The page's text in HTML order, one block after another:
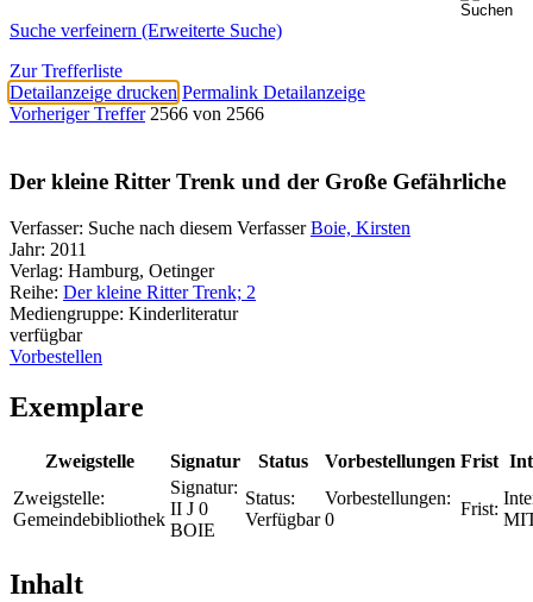
Suche verfeinern (Erweiterte Suche)
Zur Trefferliste
Detailanzeige drucken Permalink Detailanzeige
Vorheriger Treffer 2566 von 2566
Der kleine Ritter Trenk und der Große Gefährliche
Verfasser: Suche nach diesem Verfasser Boie, Kirsten
Jahr: 2011
Verlag: Hamburg, Oetinger
Reihe: Der kleine Ritter Trenk; 2
Mediengruppe: Kinderliteratur
verfügbar
Vorbestellen
Exemplare
Zweigstelle Signatur Status Vorbestellungen Frist
Zweigstelle:
Gemeindebibliothek
Signatur:
II J 0
BOIE
Status:
Verfügbar
Vorbestellungen:
0
Frist:
Inhalt